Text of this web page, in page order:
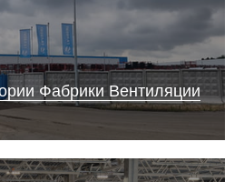
Фабрики Вентиляции